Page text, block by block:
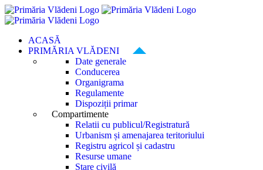
Skip
to
ACASĂ
PRIMĂRIA VLĂDENI
Date generale
Conducerea
Organigrama
Regulamente
Dispoziții primar
Compartimente
Relatii cu publicul/Registratură
Urbanism și amenajarea teritoriului
Registru agricol și cadastru
Resurse umane
Stare civilă